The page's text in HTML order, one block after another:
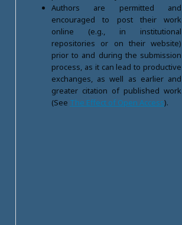
Authors are permitted and
encouraged to post their work
online (e.g., in institutional
repositories or on their website)
prior to and during the submission
process, as it can lead to productive
exchanges, as well as earlier and
greater citation of published work
(See The Effect of Open Access).